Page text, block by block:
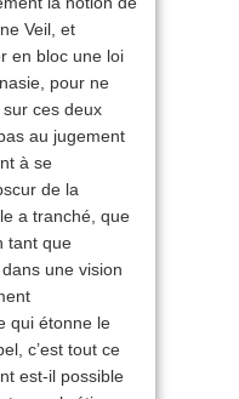
Veil, et
en bloc une loi
pour ne
ces deux
au jugement
à se
de la
a tranché, que
tant que
une vision
qui étonne le
c’est tout ce
est-il possible